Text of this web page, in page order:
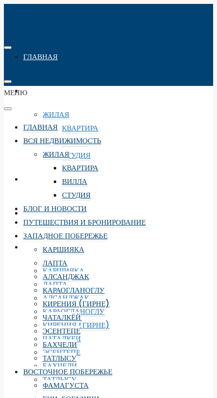
ГЛАВНАЯ
ВСЯ НЕДВИЖИМОСТЬ
ЖИЛАЯ
КВАРТИРА
ВИЛЛА
СТУДИЯ
БЛОГ И НОВОСТИ
ПУТЕШЕСТВИЯ И БРОНИРОВАНИЕ
ЗАПАДНОЕ ПОБЕРЕЖЬЕ
КАРШИЯКА
ЛАПТА
АЛСАНДЖАК
КАРАОГЛАНОГЛУ
КИРЕНИЯ (ГИРНЕ)
ЧАТАЛКЁЙ
ЭСЕНТЕПЕ
БАХЧЕЛИ
ТАТЛЫСУ
МЕНЮ
ГЛАВНАЯ
ВСЯ НЕДВИЖИМОСТЬ
ЖИЛАЯ
КВАРТИРА
ВИЛЛА
СТУДИЯ
БЛОГ И НОВОСТИ
ПУТЕШЕСТВИЯ И БРОНИРОВАНИЕ
ЗАПАДНОЕ ПОБЕРЕЖЬЕ
КАРШИЯКА
ЛАПТА
АЛСАНДЖАК
КАРАОГЛАНОГЛУ
КИРЕНИЯ (ГИРНЕ)
ЧАТАЛКЁЙ
ЭСЕНТЕПЕ
БАХЧЕЛИ
ТАТЛЫСУ
ВОСТОЧНОЕ ПОБЕРЕЖЬЕ
ФАМАГУСТА